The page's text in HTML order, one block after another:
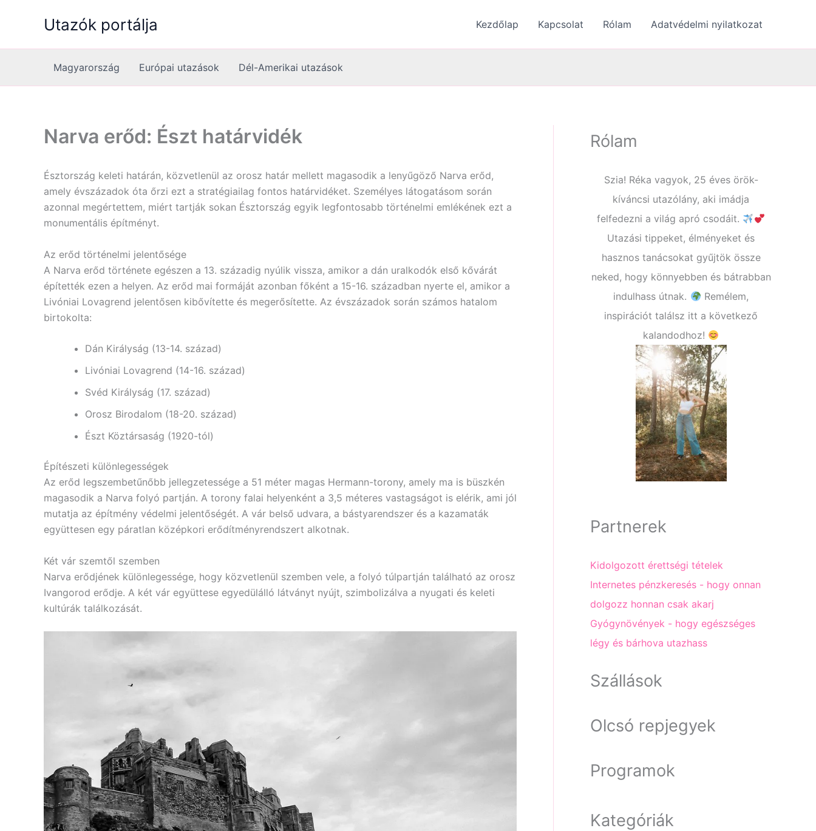
Utazók portálja Kezdőlap Kapcsolat Rólam Adatvédelmi nyilatkozat
Magyarország Európai utazások Dél-Amerikai utazások
Narva erőd: Észt határvidék
Észtország keleti határán, közvetlenül az orosz határ mellett magasodik a lenyűgöző Narva erőd,
amely évszázadok óta őrzi ezt a stratégiailag fontos határvidéket. Személyes látogatásom során
azonnal megértettem, miért tartják sokan Észtország egyik legfontosabb történelmi emlékének ezt a
monumentális építményt.
Az erőd történelmi jelentősége
A Narva erőd története egészen a 13. századig nyúlik vissza, amikor a dán uralkodók első kővárát
építették ezen a helyen. Az erőd mai formáját azonban főként a 15-16. században nyerte el, amikor a
Livóniai Lovagrend jelentősen kibővítette és megerősítette. Az évszázadok során számos hatalom
birtokolta:
Dán Királyság (13-14. század)
Livóniai Lovagrend (14-16. század)
Svéd Királyság (17. század)
Orosz Birodalom (18-20. század)
Észt Köztársaság (1920-tól)
Építészeti különlegességek
Az erőd legszembetűnőbb jellegzetessége a 51 méter magas Hermann-torony, amely ma is büszkén
magasodik a Narva folyó partján. A torony falai helyenként a 3,5 méteres vastagságot is elérik, ami jól
mutatja az építmény védelmi jelentőségét. A vár belső udvara, a bástyarendszer és a kazamaták
együttesen egy páratlan középkori erődítményrendszert alkotnak.
Két vár szemtől szemben
Narva erődjének különlegessége, hogy közvetlenül szemben vele, a folyó túlpartján található az orosz
Ivangorod erődje. A két vár együttese egyedülálló látványt nyújt, szimbolizálva a nyugati és keleti
kultúrák találkozását.
Rólam
Szia! Réka vagyok, 25 éves örök-
kíváncsi utazólány, aki imádja
felfedezni a világ apró csodáit.
Utazási tippeket, élményeket és
hasznos tanácsokat gyűjtök össze
neked, hogy könnyebben és bátrabban
indulhass útnak.
Remélem,
inspirációt találsz itt a következő
kalandodhoz!
Partnerek
Kidolgozott érettségi tételek
Internetes pénzkeresés - hogy onnan
dolgozz honnan csak akarj
Gyógynövények - hogy egészséges
légy és bárhova utazhass
Szállások
Olcsó repjegyek
Programok
Kategóriák